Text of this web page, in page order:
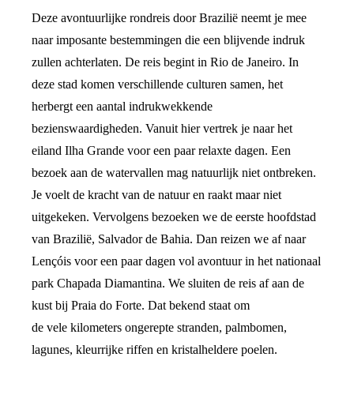
Deze avontuurlijke rondreis door Brazilië neemt je mee
naar imposante bestemmingen die een blijvende indruk
zullen achterlaten. De reis begint in Rio de Janeiro. In
deze stad komen verschillende culturen samen, het
herbergt een aantal indrukwekkende
bezienswaardigheden. Vanuit hier vertrek je naar het
eiland Ilha Grande voor een paar relaxte dagen. Een
bezoek aan de watervallen mag natuurlijk niet ontbreken.
Je voelt de kracht van de natuur en raakt maar niet
uitgekeken. Vervolgens bezoeken we de eerste hoofdstad
van Brazilië, Salvador de Bahia. Dan reizen we af naar
Lençóis voor een paar dagen vol avontuur in het nationaal
park Chapada Diamantina. We sluiten de reis af aan de
kust bij Praia do Forte. Dat bekend staat om
de vele kilometers ongerepte stranden, palmbomen,
lagunes, kleurrijke riffen en kristalheldere poelen.